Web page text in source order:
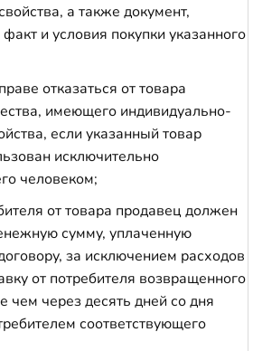
а также документ,
и условия покупки указанного
отказаться от товара
имеющего индивидуально-
если указанный товар
исключительно
человеком;
от товара продавец должен
сумму, уплаченную
за исключением расходов
от потребителя возвращенного
чем через десять дней со дня
соответствующего